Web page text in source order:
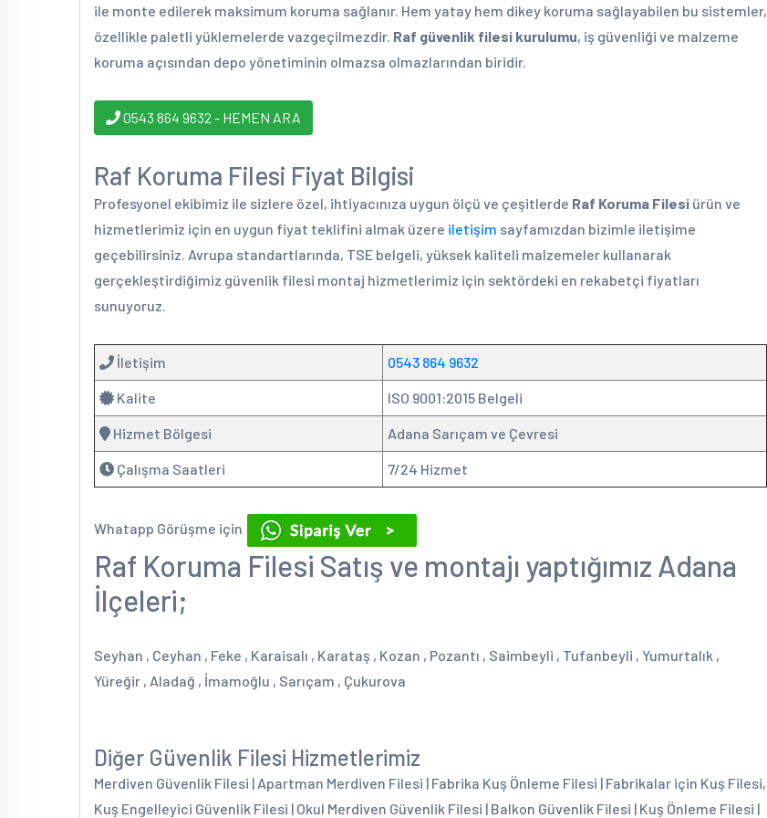
ile monte edilerek maksimum koruma sağlanır. Hem yatay hem dikey koruma sağlayabilen bu sistemler,
özellikle paletli yüklemelerde vazgeçilmezdir. Raf güvenlik filesi kurulumu, iş güvenliği ve malzeme
koruma açısından depo yönetiminin olmazsa olmazlarından biridir.
0543 864 9632 - HEMEN ARA
Raf Koruma Filesi Fiyat Bilgisi
Profesyonel ekibimiz ile sizlere özel, ihtiyacınıza uygun ölçü ve çeşitlerde Raf Koruma Filesi ürün ve
hizmetlerimiz için en uygun fiyat teklifini almak üzere iletişim sayfamızdan bizimle iletişime
geçebilirsiniz. Avrupa standartlarında, TSE belgeli, yüksek kaliteli malzemeler kullanarak
gerçekleştirdiğimiz güvenlik filesi montaj hizmetlerimiz için sektördeki en rekabetçi fiyatları
sunuyoruz.
İletişim 0543 864 9632
Kalite ISO 9001:2015 Belgeli
Hizmet Bölgesi Adana Sarıçam ve Çevresi
Çalışma Saatleri 7/24 Hizmet
Whatapp Görüşme için
Raf Koruma Filesi Satış ve montajı yaptığımız Adana
İlçeleri;
Seyhan , Ceyhan , Feke , Karaisalı , Karataş , Kozan , Pozantı , Saimbeyli , Tufanbeyli , Yumurtalık ,
Yüreğir , Aladağ , İmamoğlu , Sarıçam , Çukurova
Diğer Güvenlik Filesi Hizmetlerimiz
Merdiven Güvenlik Filesi | Apartman Merdiven Filesi | Fabrika Kuş Önleme Filesi | Fabrikalar için Kuş Filesi,
Kuş Engelleyici Güvenlik Filesi | Okul Merdiven Güvenlik Filesi | Balkon Güvenlik Filesi | Kuş Önleme Filesi |